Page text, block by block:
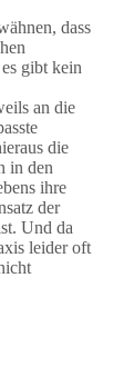
dass
gibt kein
an die
die
in den
ihre
der
Und da
leider oft